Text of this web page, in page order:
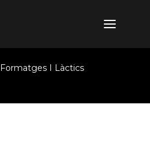
Formatges I Làctics